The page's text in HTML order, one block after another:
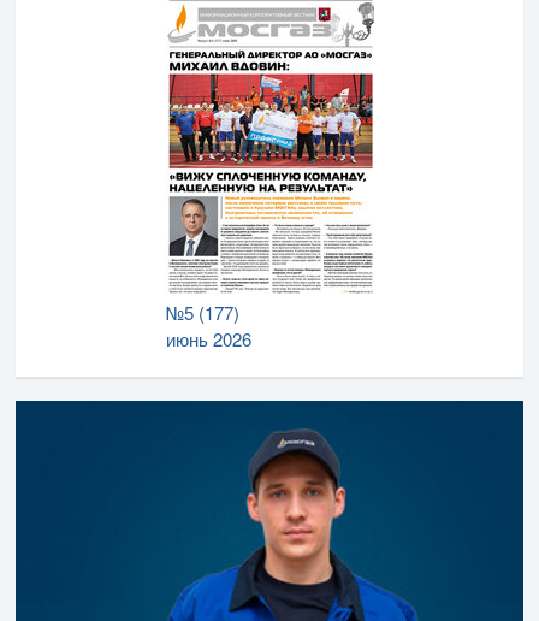
№5 (177)
июнь 2026